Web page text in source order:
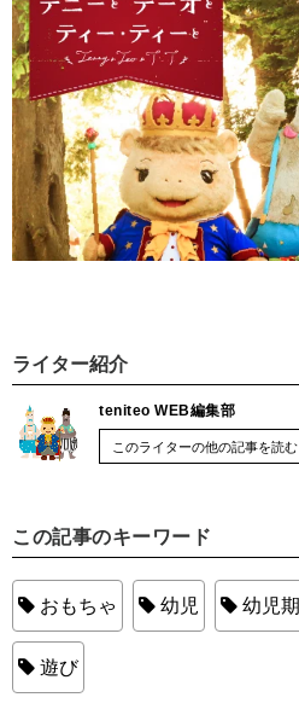
ライター紹介
teniteo WEB編集部
このライターの他の記事を読む
この記事のキーワード
おもちゃ 幼児 幼児期
遊び